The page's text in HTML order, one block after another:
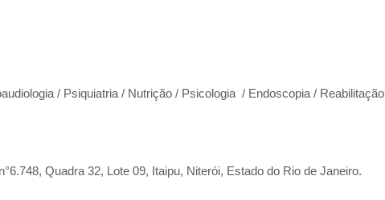
/ Psiquiatria / Nutrição / Psicologia / Endoscopia / Reabilitação
Quadra 32, Lote 09, Itaipu, Niterói, Estado do Rio de Janeiro.